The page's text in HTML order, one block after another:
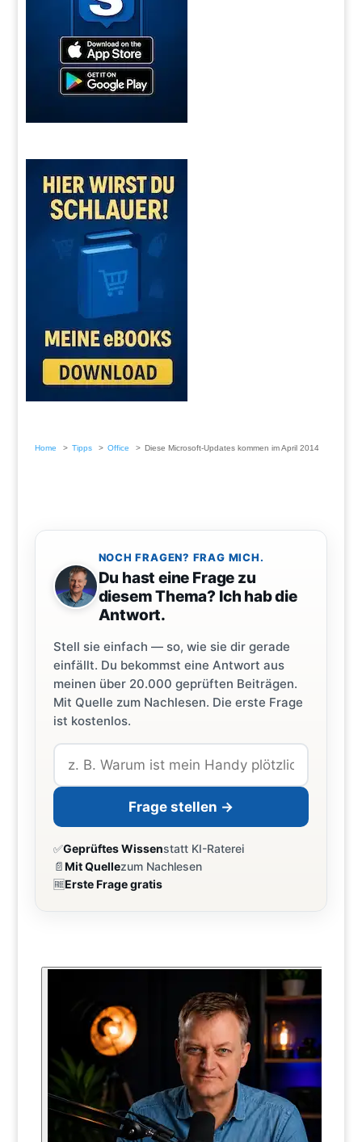
Home Tipps Office Diese Microsoft-Updates kommen im April 2014
NOCH FRAGEN? FRAG MICH.
Du hast eine Frage zu
diesem Thema? Ich hab die
Antwort.
Stell sie einfach — so, wie sie dir gerade
einfällt. Du bekommst eine Antwort aus
meinen über 20.000 geprüften Beiträgen.
Mit Quelle zum Nachlesen. Die erste Frage
ist kostenlos.
Frage stellen →
✅Geprüftes Wissenstatt KI-Raterei
📄Mit Quellezum Nachlesen
🆓Erste Frage gratis